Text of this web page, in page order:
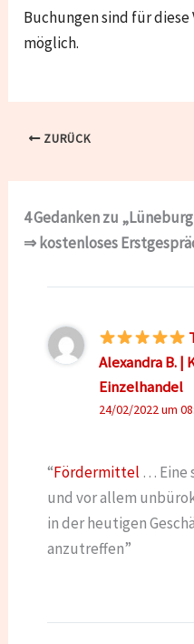
Buchungen sind für
möglich.
ZURÜCK
4 Gedanken zu
⇒ kostenloses
Alexandra B. |
Einzelhandel
24/02/2022 um
“Fördermittel … Eine
und vor allem
in der heutigen
anzutreffen”